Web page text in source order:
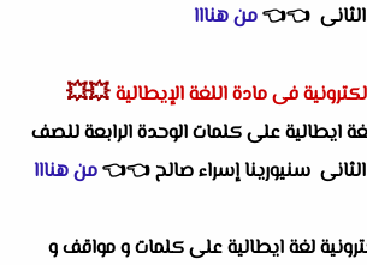
👈
👈من هنااا
فى مادة اللغة الإيطالية 💥💥
ايطالية على كلمات الوحدة الرابعة للصف
الثانى سنيورينا إسراء صالح👈
👈من هنااا
لغة ايطالية على كلمات و مواقف و